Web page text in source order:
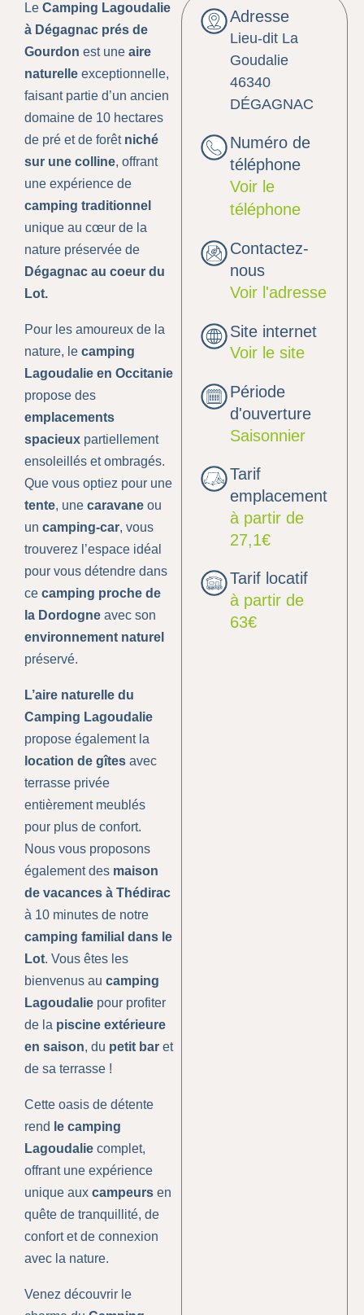
Le Camping Lagoudalie
à Dégagnac prés de
Gourdon est une aire
naturelle exceptionnelle,
faisant partie d’un ancien
domaine de 10 hectares
de pré et de forêt niché
sur une colline, offrant
une expérience de
camping traditionnel
unique au cœur de la
nature préservée de
Dégagnac au coeur du
Lot.
Pour les amoureux de la
nature, le camping
Lagoudalie en Occitanie
propose des
emplacements
spacieux partiellement
ensoleillés et ombragés.
Que vous optiez pour une
tente, une caravane ou
un camping-car, vous
trouverez l’espace idéal
pour vous détendre dans
ce camping proche de
la Dordogne avec son
environnement naturel
préservé.
L’aire naturelle du
Camping Lagoudalie
propose également la
location de gîtes avec
terrasse privée
entièrement meublés
pour plus de confort.
Nous vous proposons
également des maison
de vacances à Thédirac
à 10 minutes de notre
camping familial dans le
Lot. Vous êtes les
bienvenus au camping
Lagoudalie pour profiter
de la piscine extérieure
en saison, du petit bar et
de sa terrasse !
Cette oasis de détente
rend le camping
Lagoudalie complet,
offrant une expérience
unique aux campeurs en
quête de tranquillité, de
confort et de connexion
avec la nature.
Venez découvrir le
Adresse
Lieu-dit La
Goudalie
46340
DÉGAGNAC
Numéro de
téléphone
Voir le
téléphone
Contactez-
nous
Voir l'adresse
Site internet
Voir le site
Période
d'ouverture
Saisonnier
Tarif
emplacement
à partir de
27,1€
Tarif locatif
à partir de
63€